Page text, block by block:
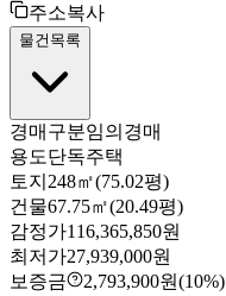
주소복사
물건목록
경매구분임의경매
용도단독주택
토지 248㎡(75.02평)
건물67.75㎡(20.49평)
감정가116,365,850원
최저가27,939,000원
보증금
2,793,900원(10%)